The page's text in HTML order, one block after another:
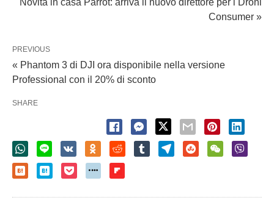
Consumer »
PREVIOUS
« Phantom 3 di DJI ora disponibile nella versione
Professional con il 20% di sconto
SHARE